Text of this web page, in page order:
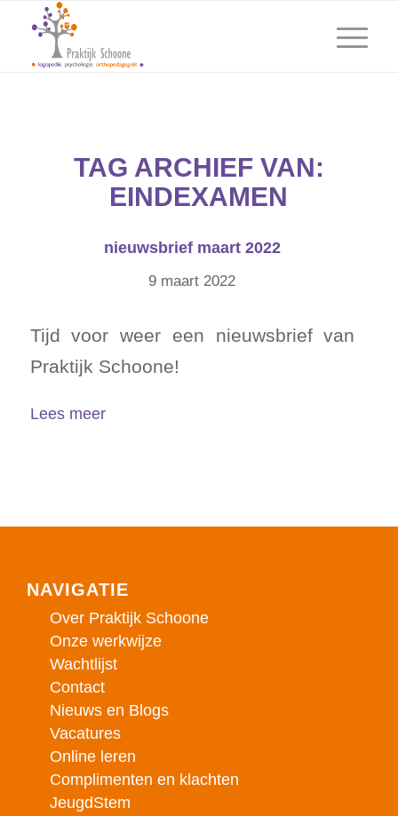
TAG ARCHIEF VAN:
EINDEXAMEN
nieuwsbrief maart 2022
9 maart 2022
Tijd voor weer een nieuwsbrief van
Praktijk Schoone!
Lees meer
NAVIGATIE
Over Praktijk Schoone
Onze werkwijze
Wachtlijst
Contact
Nieuws en Blogs
Vacatures
Online leren
Complimenten en klachten
JeugdStem